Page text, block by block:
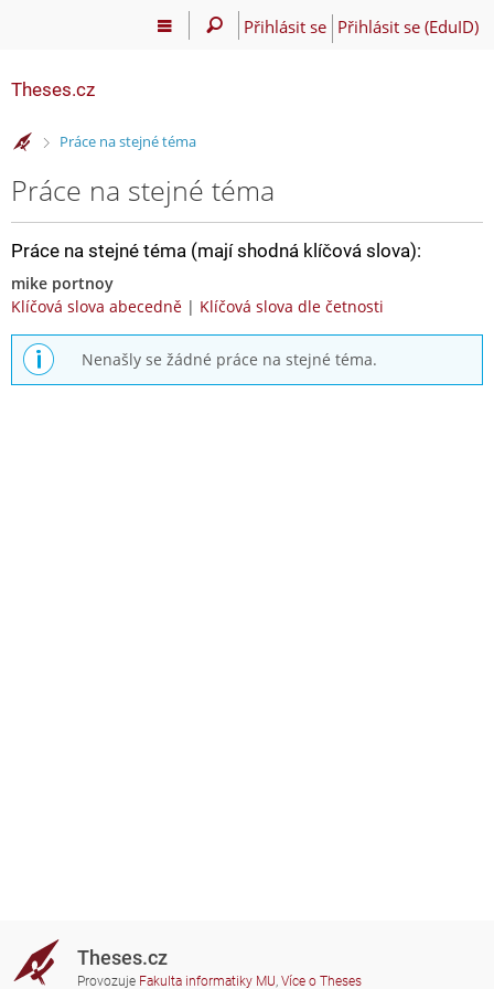
Přihlásit se Přihlásit se (EduID)
Theses.cz
>Práce na stejné téma
Práce na stejné téma
Práce na stejné téma (mají shodná klíčová slova):
mike portnoy
Klíčová slova abecedně | Klíčová slova dle četnosti
Nenašly se žádné práce na stejné téma.
Theses.cz
Provozuje Fakulta informatiky MU, Více o Theses